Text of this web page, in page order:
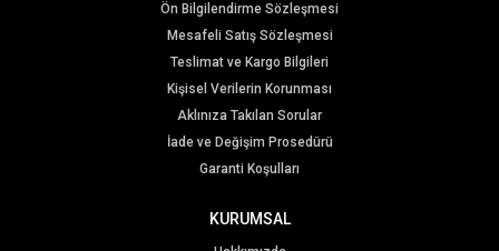
Ön Bilgilendirme Sözleşmesi
Mesafeli Satış Sözleşmesi
Teslimat ve Kargo Bilgileri
Kişisel Verilerin Korunması
Aklınıza Takılan Sorular
İade ve Değişim Prosedürü
Garanti Koşulları
KURUMSAL